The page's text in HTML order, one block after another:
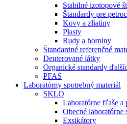
Stabilné izotopové
Štandardy pre
Kovy a zliatiny
Plasty
Rudy a horniny
Štandardné referenčné
Deuterované látky
Organické standardy
PFAS
Laboratórny spotrebný materiál
SKLO
Laboratórne fľaše a
Obecné laboratórne
Exsikátory